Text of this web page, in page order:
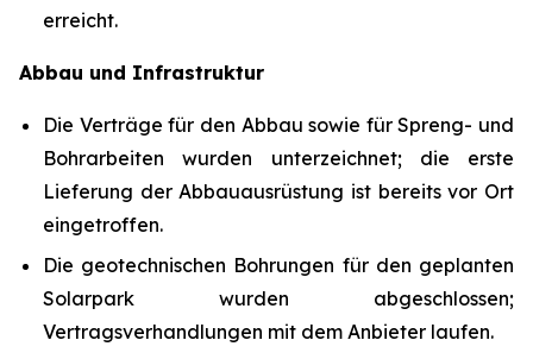
erreicht.
Abbau und Infrastruktur
Die Verträge für den Abbau sowie für Spreng- und
Bohrarbeiten wurden unterzeichnet; die erste
Lieferung der Abbauausrüstung ist bereits vor Ort
eingetroffen.
Die geotechnischen Bohrungen für den geplanten
Solarpark wurden abgeschlossen;
Vertragsverhandlungen mit dem Anbieter laufen.